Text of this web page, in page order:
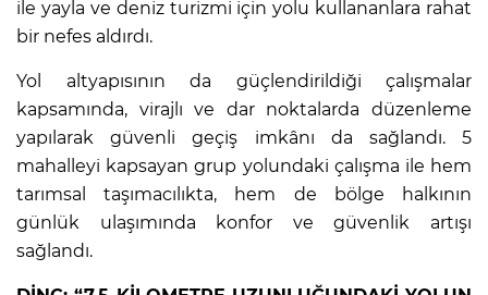
ile yayla ve deniz turizmi için yolu kullananlara rahat
bir nefes aldırdı.
Yol altyapısının da güçlendirildiği çalışmalar
kapsamında, virajlı ve dar noktalarda düzenleme
yapılarak güvenli geçiş imkânı da sağlandı. 5
mahalleyi kapsayan grup yolundaki çalışma ile hem
tarımsal taşımacılıkta, hem de bölge halkının
günlük ulaşımında konfor ve güvenlik artışı
sağlandı.